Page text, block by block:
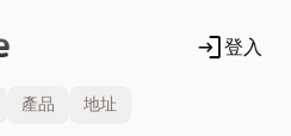
login登入
產品 地址